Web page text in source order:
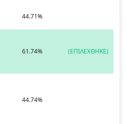
44.71%
61.74% (ΕΠΙΛΕΧΘΗΚΕ)
44.74%